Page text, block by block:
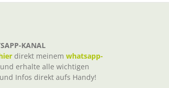
KANAL
direkt meinem whatsapp-
und erhalte alle wichtigen
Infos direkt aufs Handy!